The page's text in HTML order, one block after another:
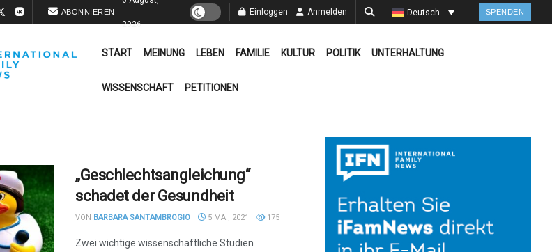
ABONNIEREN
2026
Einloggen Anmelden Deutsch SPENDEN
START MEINUNG LEBEN FAMILIE KULTUR POLITIK UNTERHALTUNG
WISSENSCHAFT PETITIONEN
„Geschlechtsangleichung“
schadet der Gesundheit
VON BARBARA SANTAMBROGIO 5 MAI, 2021 175
Zwei wichtige wissenschaftliche Studien